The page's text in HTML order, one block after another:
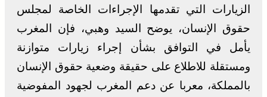
الزيارات التي تقدمها الإجراءات الخاصة لمجلس
حقوق الإنسان، يوضح السيد وهبي، فإن المغرب
يأمل في التوافق بشأن إجراء زيارات متوازنة
ومستقلة للاطلاع على حقيقة وضعية حقوق الإنسان
بالمملكة، معربا عن دعم المغرب لجهود المفوضية